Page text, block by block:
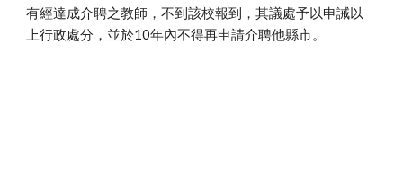
有經達成介聘之教師，不到該校報到，其議處予以申誡以
上行政處分，並於10年內不得再申請介聘他縣市。